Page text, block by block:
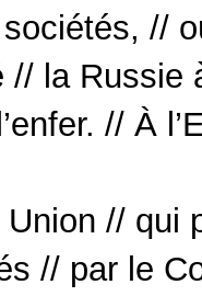
//
// la Russie
// À
Union // qui
// par le